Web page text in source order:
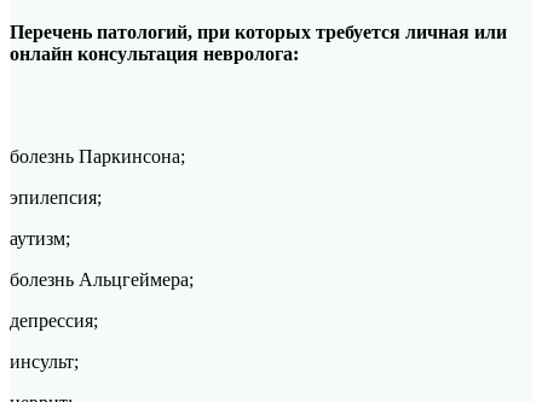
Перечень патологий, при которых требуется личная или
онлайн консультация невролога:
болезнь Паркинсона;
эпилепсия;
аутизм;
болезнь Альцгеймера;
депрессия;
инсульт;